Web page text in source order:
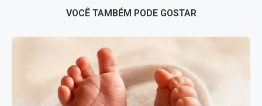
VOCÊ TAMBÉM PODE GOSTAR